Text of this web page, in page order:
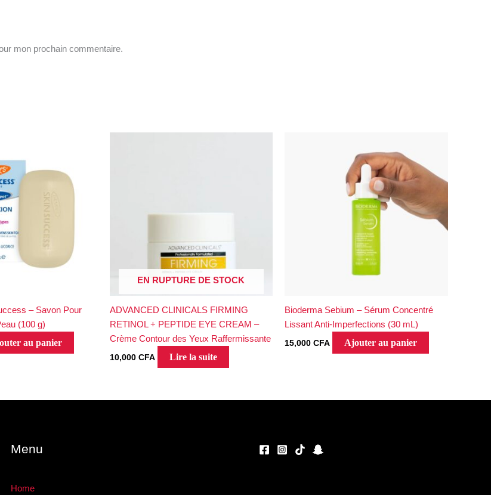
mon prochain commentaire.
– Savon Pour
(100 g)
au panier
EN RUPTURE DE STOCK
ADVANCED CLINICALS FIRMING
RETINOL + PEPTIDE EYE CREAM –
Crème Contour des Yeux Raffermissante
10,000 CFA Lire la suite
Bioderma Sebium – Sérum Concentré
Lissant Anti-Imperfections (30 mL)
15,000CFA Ajouter au panier
Menu
Home